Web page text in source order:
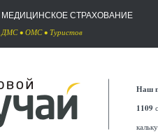
МЕДИЦИНСКОЕ СТРАХОВАНИЕ
ДМС• ОМС• Туристов
Наш
1109